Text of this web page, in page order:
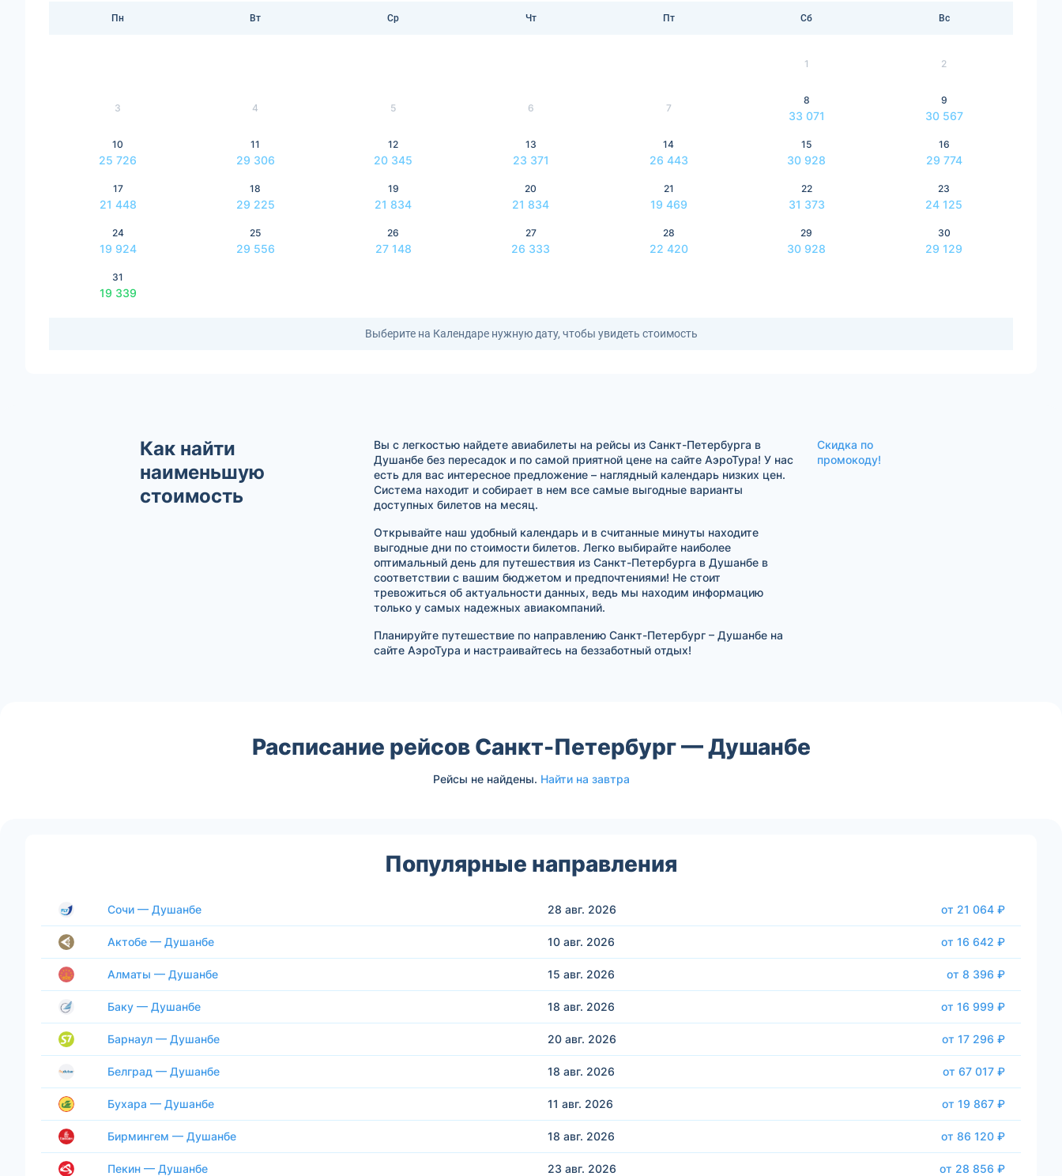
Пн Вт Ср Чт Пт Сб Вс
1 2
3 4 5 6 7
8
33 071
9
30 567
10
25 726
11
29 306
12
20 345
13
23 371
14
26 443
15
30 928
16
29 774
17
21 448
18
29 225
19
21 834
20
21 834
21
19 469
22
31 373
23
24 125
24
19 924
25
29 556
26
27 148
27
26 333
28
22 420
29
30 928
30
29 129
31
19 339
Выберите на Календаре нужную дату, чтобы увидеть стоимость
Как найти
наименьшую
стоимость
Вы с легкостью найдете авиабилеты на рейсы из Санкт-Петербурга в
Душанбе без пересадок и по самой приятной цене на сайте АэроТура! У нас
есть для вас интересное предложение – наглядный календарь низких цен.
Система находит и собирает в нем все самые выгодные варианты
доступных билетов на месяц.
Открывайте наш удобный календарь и в считанные минуты находите
выгодные дни по стоимости билетов. Легко выбирайте наиболее
оптимальный день для путешествия из Санкт-Петербурга в Душанбе в
соответствии с вашим бюджетом и предпочтениями! Не стоит
тревожиться об актуальности данных, ведь мы находим информацию
только у самых надежных авиакомпаний.
Планируйте путешествие по направлению Санкт-Петербург – Душанбе на
сайте АэроТура и настраивайтесь на беззаботный отдых!
Скидка по
промокоду!
Расписание рейсов Санкт-Петербург — Душанбе
Рейсы не найдены. Найти на завтра
Популярные направления
Сочи — Душанбе 28 авг. 2026 от 21 064 ₽
Актобе — Душанбе 10 авг. 2026 от 16 642 ₽
Алматы — Душанбе 15 авг. 2026 от 8 396 ₽
Баку — Душанбе 18 авг. 2026 от 16 999 ₽
Барнаул — Душанбе 20 авг. 2026 от 17 296 ₽
Белград — Душанбе 18 авг. 2026 от 67 017 ₽
Бухара — Душанбе 11 авг. 2026 от 19 867 ₽
Бирмингем — Душанбе 18 авг. 2026 от 86 120 ₽
Пекин — Душанбе 23 авг. 2026 от 28 856 ₽